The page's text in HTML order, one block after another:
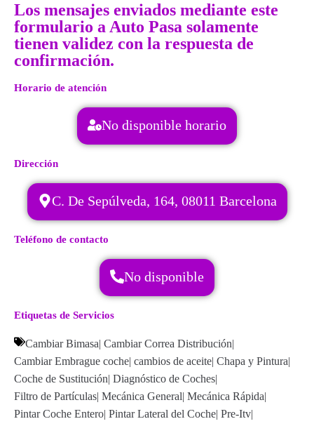
Los mensajes enviados mediante este
formulario a Auto Pasa solamente
tienen validez con la respuesta de
confirmación.
Horario de atención
No disponible horario
Dirección
C. De Sepúlveda, 164, 08011 Barcelona
Teléfono de contacto
No disponible
Etiquetas de Servicios
Cambiar Bimasa| Cambiar Correa Distribución|
Cambiar Embrague coche| cambios de aceite| Chapa y Pintura|
Coche de Sustitución| Diagnóstico de Coches|
Filtro de Partículas| Mecánica General| Mecánica Rápida|
Pintar Coche Entero| Pintar Lateral del Coche| Pre-Itv|